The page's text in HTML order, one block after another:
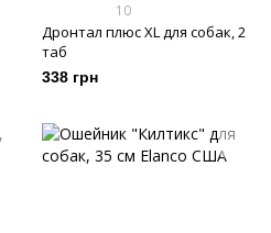
10
Дронтал плюс XL для собак, 2
таб
338 грн